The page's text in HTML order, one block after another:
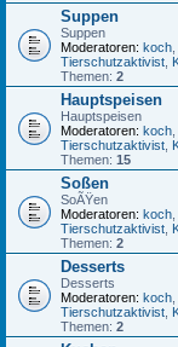
Suppen
Suppen
Moderatoren: koch,
Tierschutzaktivist,
Themen: 2
Hauptspeisen
Hauptspeisen
Moderatoren: koch,
Tierschutzaktivist,
Themen: 15
Soßen
SoÃŸen
Moderatoren: koch,
Tierschutzaktivist,
Themen: 2
Desserts
Desserts
Moderatoren: koch,
Tierschutzaktivist,
Themen: 2